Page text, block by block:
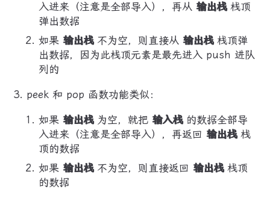
入进来（注意是全部导入），再从 输出栈栈顶
弹出数据
如果 输出栈不为空，则直接从 输出栈栈顶弹
出数据，因为此栈顶元素是最先进入 push 进队
列的
peek 和 pop 函数功能类似：
如果 输出栈为空，就把 输入栈的数据全部导
入进来（注意是全部导入），再返回 输出栈栈
顶的数据
如果 输出栈不为空，则直接返回 输出栈栈顶
的数据